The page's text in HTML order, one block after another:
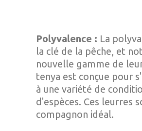
Polyvalence : La
la clé de la pêche, et
nouvelle gamme de
tenya est conçue pour
à une variété de
d'espèces. Ces leurres
compagnon idéal.